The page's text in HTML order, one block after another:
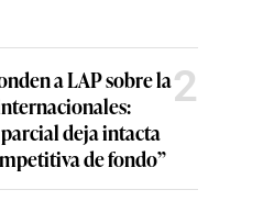
a LAP sobre la
deja intacta
de fondo”
2